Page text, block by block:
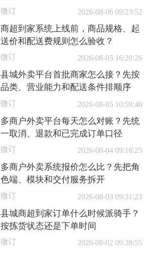
微订 2026-08-06 09:23:52
商超到家系统上线前，商品规格、起
送价和配送费规则怎么验收？
微订 2026-08-05 16:20:26
县城外卖平台首批商家怎么接？先按
品类、营业能力和配送条件排顺序
微订 2026-08-05 10:59:46
多商户外卖平台每天怎么对账？先统
一取消、退款和已完成订单口径
微订 2026-08-04 09:16:25
多商户外卖系统报价怎么比？先把角
色端、模块和交付服务拆开
微订 2026-08-03 09:31:23
县城商超到家订单什么时候派骑手？
按拣货状态还是下单时间
微订 2026-08-02 09:38:55